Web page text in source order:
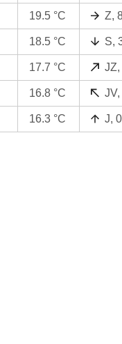
19.5 °C Z,
18.5 °C S,
17.7 °C JZ,
16.8 °C JV,
16.3 °C J,